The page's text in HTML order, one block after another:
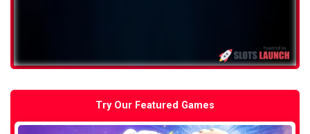
Try Our Featured Games